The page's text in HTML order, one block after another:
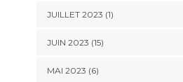
JUILLET 2023 (1)
JUIN 2023 (15)
MAI 2023 (6)